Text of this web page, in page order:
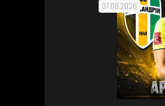
07.08.2026